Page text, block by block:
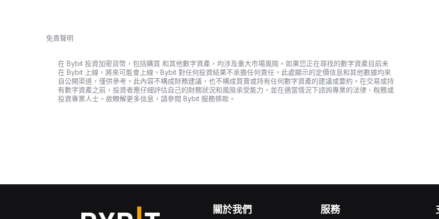
免責聲明
在 Bybit 投資加密貨幣，包括購買 和其他數字資產，均涉及重大市場風險。如果您正在尋找的數字資產目前未
在 Bybit 上線，將來可能會上線。Bybit 對任何投資結果不承擔任何責任。此處顯示的定價信息和其他數據均來
自公開渠道，僅供參考。此內容不構成財務建議，也不構成買賣或持有任何數字資產的建議或要約。在交易或持
有數字資產之前，投資者應仔細評估自己的財務狀況和風險承受能力，並在適當情況下諮詢專業的法律、稅務或
投資專業人士。欲瞭解更多信息，請參閱 Bybit 服務條款。
關於我們 服務